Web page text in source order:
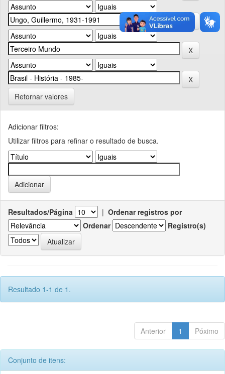
Retornar valores
Adicionar filtros:
Utilizar filtros para refinar o resultado de busca.
Resultados/Página | Ordenar registros por
Ordenar
Registro(s)
Resultado 1-1 de 1.
Anterior 1 Póximo
Conjunto de itens: